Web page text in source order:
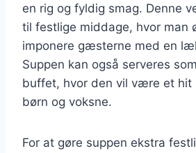
en rig og fyldig smag. Denne
til festlige middage, hvor man
imponere gæsterne med en
Suppen kan også serveres
buffet, hvor den vil være et hit
børn og voksne.
For at gøre suppen ekstra